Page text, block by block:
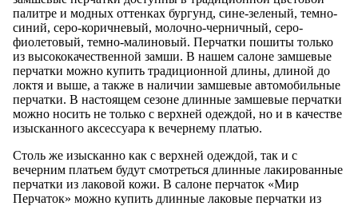
палитре и модных оттенках бургунд, сине-зеленый, темно-
синий, серо-коричневый, молочно-черничный, серо-
фиолетовый, темно-малиновый. Перчатки пошиты только
из высококачественной замши. В нашем салоне замшевые
перчатки можно купить традиционной длины, длиной до
локтя и выше, а также в наличии замшевые автомобильные
перчатки. В настоящем сезоне длинные замшевые перчатки
можно носить не только с верхней одеждой, но и в качестве
изысканного аксессуара к вечернему платью.
Столь же изысканно как с верхней одеждой, так и с
вечерним платьем будут смотреться длинные лакированные
перчатки из лаковой кожи. В салоне перчаток «Мир
Перчаток» можно купить длинные лаковые перчатки из